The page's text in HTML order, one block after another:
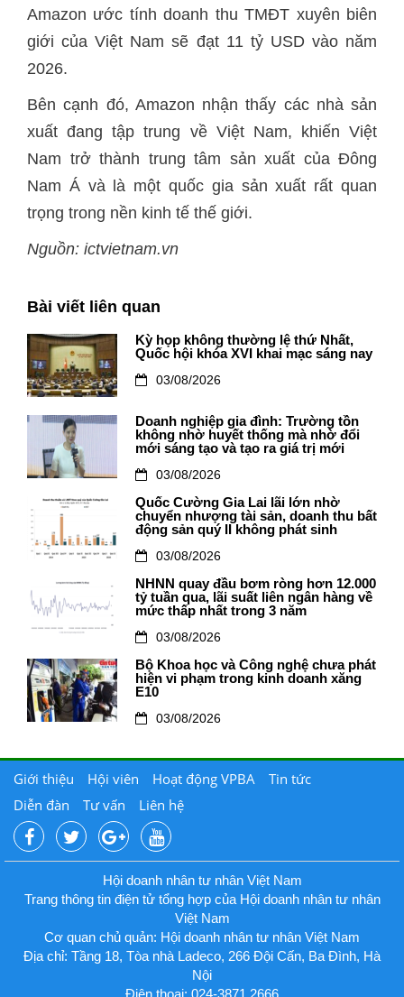
Amazon ước tính doanh thu TMĐT xuyên biên
giới của Việt Nam sẽ đạt 11 tỷ USD vào năm
2026.
Bên cạnh đó, Amazon nhận thấy các nhà sản
xuất đang tập trung về Việt Nam, khiến Việt
Nam trở thành trung tâm sản xuất của Đông
Nam Á và là một quốc gia sản xuất rất quan
trọng trong nền kinh tế thế giới.
Nguồn: ictvietnam.vn
Bài viết liên quan
Kỳ họp không thường lệ thứ Nhất,
Quốc hội khóa XVI khai mạc sáng nay
03/08/2026
Doanh nghiệp gia đình: Trường tồn
không nhờ huyết thống mà nhờ đổi
mới sáng tạo và tạo ra giá trị mới
03/08/2026
Quốc Cường Gia Lai lãi lớn nhờ
chuyển nhượng tài sản, doanh thu bất
động sản quý II không phát sinh
03/08/2026
NHNN quay đầu bơm ròng hơn 12.000
tỷ tuần qua, lãi suất liên ngân hàng về
mức thấp nhất trong 3 năm
03/08/2026
Bộ Khoa học và Công nghệ chưa phát
hiện vi phạm trong kinh doanh xăng
E10
03/08/2026
Giới thiệu Hội viên Hoạt động VPBA
Tin tức
Diễn đàn
Tư vấn Liên hệ
Hội doanh nhân tư nhân Việt Nam
Trang thông tin điện tử tổng hợp của Hội doanh nhân tư nhân
Việt Nam
Cơ quan chủ quản: Hội doanh nhân tư nhân Việt Nam
Địa chỉ: Tầng 18, Tòa nhà Ladeco, 266 Đội Cấn, Ba Đình, Hà
Nội